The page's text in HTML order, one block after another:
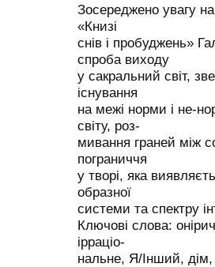
Зосереджено увагу
«Книзі
снів і пробуджень»
спроба виходу
у сакральний світ,
існування
на межі норми і не-
світу, роз-
мивання граней між
пограниччя
у творі, яка
образної
системи та спектру
Ключові слова:
ірраціо-
нальне, Я/Інший,